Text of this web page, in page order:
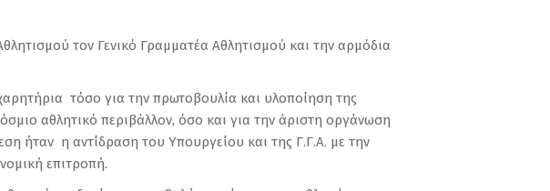
τον Γενικό Γραμματέα Αθλητισμού και την αρμόδια
τόσο για την πρωτοβουλία και υλοποίηση της
αθλητικό περιβάλλον, όσο και για την άριστη οργάνωση
ήταν η αντίδραση του Υπουργείου και της Γ.Γ.Α. με την
επιτροπή.